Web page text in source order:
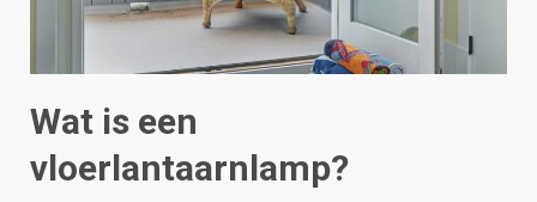
Wat is een
vloerlantaarnlamp?